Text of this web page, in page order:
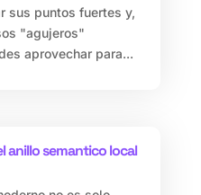
sus puntos fuertes y,
"agujeros"
aprovechar para...
anillo semantico local